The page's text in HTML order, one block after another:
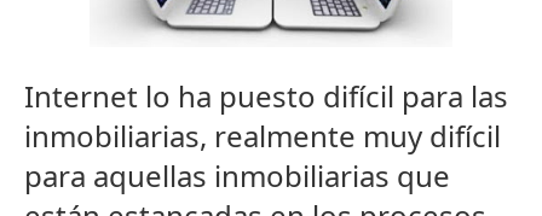
Internet lo ha puesto difícil para las
inmobiliarias, realmente muy difícil
para aquellas inmobiliarias que